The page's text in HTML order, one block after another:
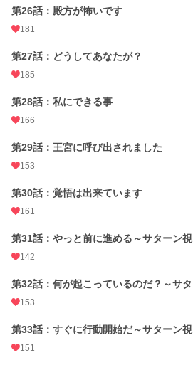
第26話：殿方が怖いです
181
第27話：どうしてあなたが？
185
第28話：私にできる事
166
第29話：王宮に呼び出されました
153
第30話：覚悟は出来ています
161
第31話：やっと前に進める～サターン
142
第32話：何が起こっているのだ？～サ
153
第33話：すぐに行動開始だ～サターン
151